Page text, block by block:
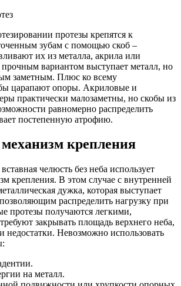
протезы крепятся к
зубам с помощью скоб –
их из металла, акрила или
вариантом выступает металл, но
заметным. Плюс ко всему
царапают опоры. Акриловые и
практически малозаметны, но скобы из
равномерно распределить
постепенную атрофию.
крепления
челюсть без неба использует
крепления. В этом случае с внутренней
дужка, которая выступает
распределить нагрузку при
протезы получаются легкими,
закрывать площадь верхнего неба,
недостатки. Невозможно использовать
на металл.